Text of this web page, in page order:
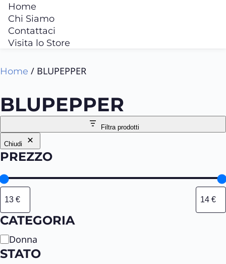
Home
Chi Siamo
Contattaci
Visita lo Store
Home / BLUPEPPER
BLUPEPPER
Filtra prodotti
Chiudi
PREZZO
CATEGORIA
C
a
Donna
STATO